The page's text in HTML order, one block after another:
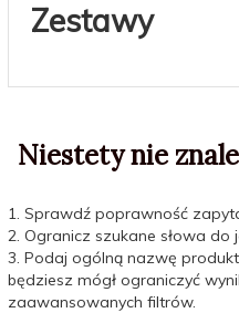
Zestawy
Niestety nie
1. Sprawdź poprawność
2. Ogranicz szukane słowa do
3. Podaj ogólną nazwę
będziesz mógł ograniczyć
zaawansowanych filtrów.